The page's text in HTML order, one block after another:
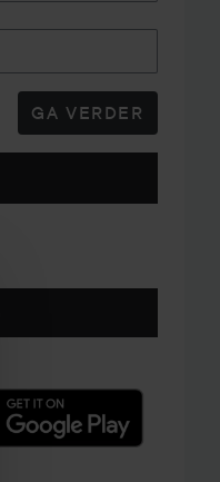
GA VERDER